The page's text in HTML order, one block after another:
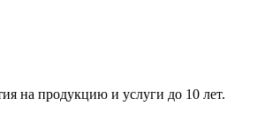
на продукцию и услуги до 10 лет.